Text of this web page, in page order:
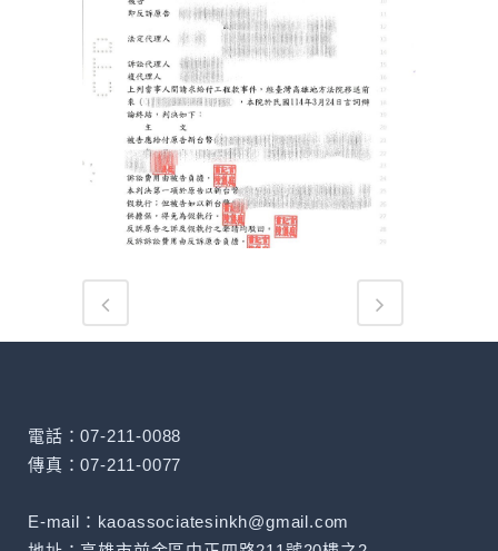
電話：07-211-0088
傳真：07-211-0077
E-mail：kaoassociatesinkh@gmail.com